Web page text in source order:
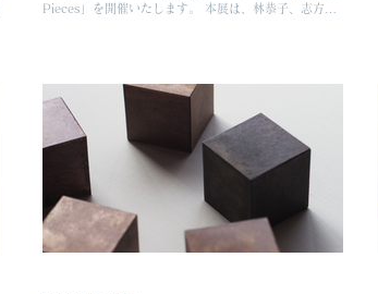
Pieces」を開催いたします。 本展は、林恭子、志方弥